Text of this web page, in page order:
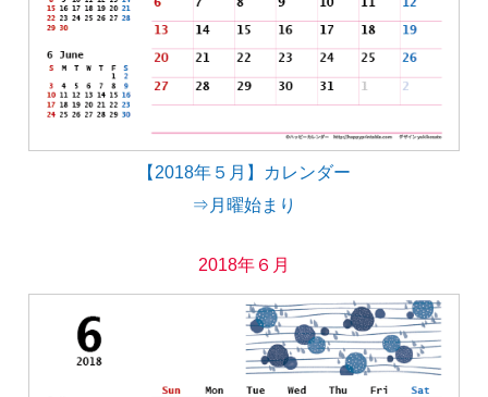
【2018年５月】カレンダー
⇒月曜始まり
2018年６月